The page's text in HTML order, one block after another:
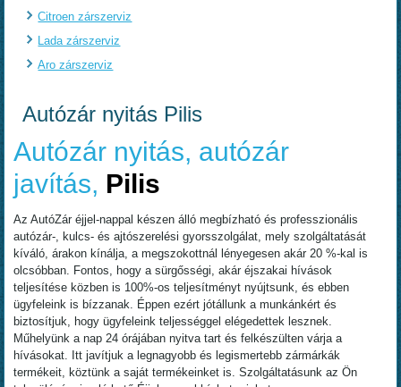
Citroen zárszerviz
Lada zárszerviz
Aro zárszerviz
Autózár nyitás Pilis
Autózár nyitás, autózár
javítás, Pilis
Az AutóZár éjjel-nappal készen álló megbízható és professzionális
autózár-, kulcs- és ajtószerelési gyorsszolgálat, mely szolgáltatását
kíváló, árakon kínálja, a megszokottnál lényegesen akár 20 %-kal is
olcsóbban. Fontos, hogy a sürgősségi, akár éjszakai hívások
teljesítése közben is 100%-os teljesítményt nyújtsunk, és ebben
ügyfeleink is bízzanak. Éppen ezért jótállunk a munkánkért és
biztosítjuk, hogy ügyfeleink teljességgel elégedettek lesznek.
Műhelyünk a nap 24 órájában nyitva tart és felkészülten várja a
hívásokat. Itt javítjuk a legnagyobb és legismertebb zármárkák
termékeit, köztünk a saját termékeinket is. Szolgáltatásunk az Ön